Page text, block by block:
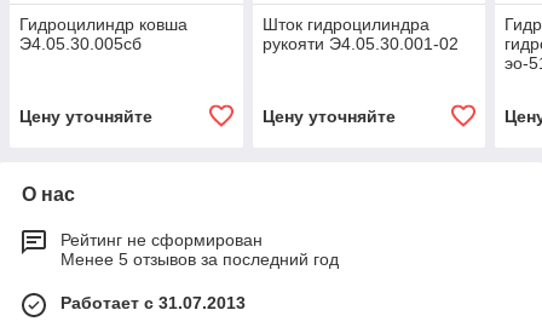
Гидроцилиндр ковша
Э4.05.30.005сб
Цену уточняйте
Шток гидроцилиндра
рукояти Э4.05.30.001-02
Цену уточняйте
эо-
О нас
Рейтинг не сформирован
Менее 5 отзывов за последний год
Работает с 31.07.2013